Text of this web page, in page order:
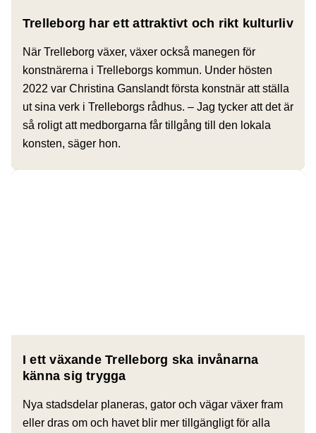
Trelleborg har ett attraktivt och rikt kulturliv
När Trelleborg växer, växer också manegen för
konstnärerna i Trelleborgs kommun. Under hösten
2022 var Christina Ganslandt första konstnär att ställa
ut sina verk i Trelleborgs rådhus. – Jag tycker att det är
så roligt att medborgarna får tillgång till den lokala
konsten, säger hon.
I ett växande Trelleborg ska invånarna
känna sig trygga
Nya stadsdelar planeras, gator och vägar växer fram
eller dras om och havet blir mer tillgängligt för alla